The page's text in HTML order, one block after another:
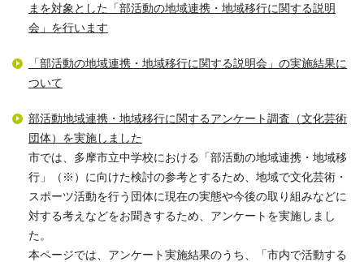
まを対象とした「部活動の地域連携・地域移行に関する説明
会」を行います
「部活動の地域連携・地域移行に関する説明会」の実施結果に
ついて
部活動地域連携・地域移行に関するアンケート調査（文化芸術
団体）を実施しました
市では、多摩市立中学校における「部活動の地域連携・地域移
行」（※）に向けた検討の参考とするため、地域で文化芸術・
スポーツ活動を行う団体に現在の実態や今後の取り組みなどに
対する考えなどをお聞きするため、アンケートを実施しまし
た。
本ページでは、アンケート実施結果のうち、「市内で活動する